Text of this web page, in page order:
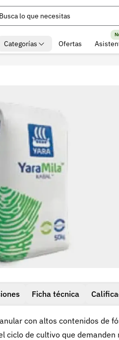
Busca lo que necesitas
Categorías Ofertas
Ficha técnica
con altos contenidos de
ciclo de cultivo que